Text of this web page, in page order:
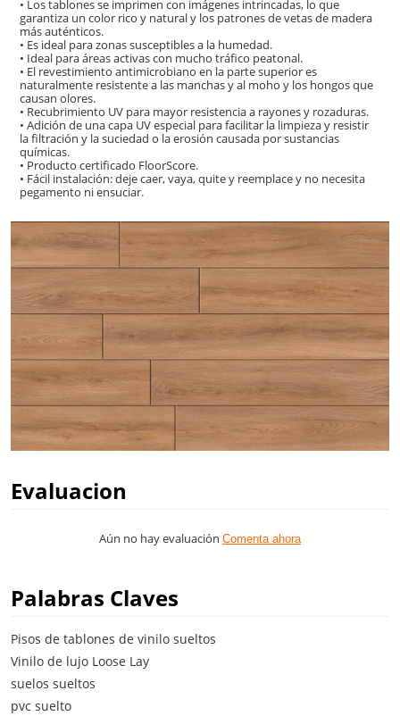
• Los tablones se imprimen con imágenes intrincadas, lo que
garantiza un color rico y natural y los patrones de vetas de madera
más auténticos.
• Es ideal para zonas susceptibles a la humedad.
• Ideal para áreas activas con mucho tráfico peatonal.
• El revestimiento antimicrobiano en la parte superior es
naturalmente resistente a las manchas y al moho y los hongos que
causan olores.
• Recubrimiento UV para mayor resistencia a rayones y rozaduras.
• Adición de una capa UV especial para facilitar la limpieza y resistir
la filtración y la suciedad o la erosión causada por sustancias
químicas.
• Producto certificado FloorScore.
• Fácil instalación: deje caer, vaya, quite y reemplace y no necesita
pegamento ni ensuciar.
Evaluacion
Aún no hay evaluación Comenta ahora
Palabras Claves
Pisos de tablones de vinilo sueltos
Vinilo de lujo Loose Lay
suelos sueltos
pvc suelto